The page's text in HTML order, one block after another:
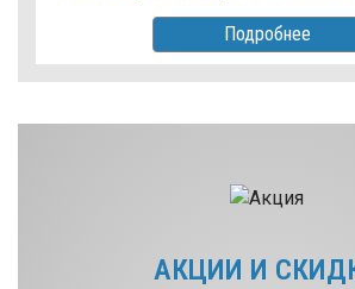
Подробнее
АКЦИИ И